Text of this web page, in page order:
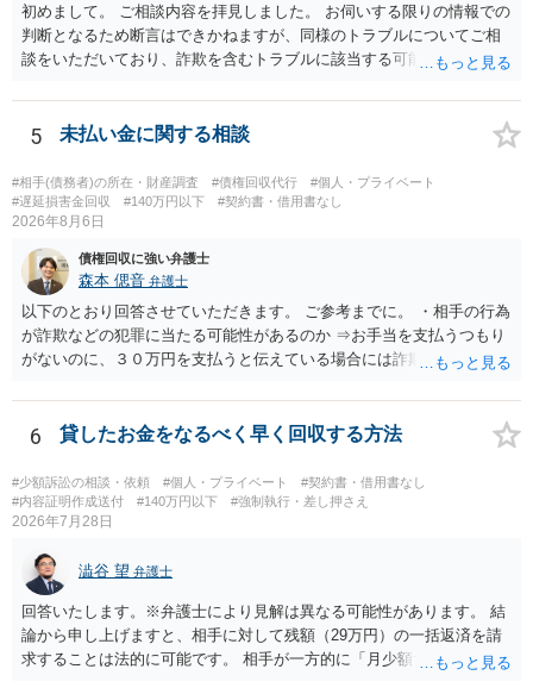
初めまして。 ご相談内容を拝見しました。 お伺いする限りの情報での
判断となるため断言はできかねますが、同様のトラブルについてご相
談をいただいており、詐欺を含むトラブルに該当する可能性があるで
ります。 お金を渡した方法が現金手渡しではなく、指定口座への振込
であるならば、相手方の身元を特定できる可能性もあるでしょう。 い
ずれにせよ、まずは速やかに最寄りの警察署に被害相談に行くことを
お勧めします。
5 未払い金に関する相談
#相手(債務者)の所在・財産調査 #債権回収代行
#個人・プライベート
#遅延損害金回収
#140万円以下 #契約書・借用書なし
2026年8月6日
債権回収に強い弁護士
森本 偲音 弁護士
以下のとおり回答させていただきます。 ご参考までに。 ・相手の行為
が詐欺などの犯罪に当たる可能性があるのか ⇒お手当を支払うつもり
がないのに、３０万円を支払うと伝えている場合には詐欺罪に該当す
段が取れるのか ⇒契約に基づく履行請求として３０万円を請求するこ
とが考えられますが、 パパ活の契約は、売春防止法に抵触する契約
条）となるため、相手方に請求できない可能性が高いです。 ・相手の
氏名や住所が分からない状態でも対応可能なのか ⇒訴訟等の裁判上の
手続を利用する場合には、原則として相手方の住所・氏名を把握して
6 貸したお金をなるべく早く回収する方法
#少額訴訟の相談・依頼 #個人・プライベート
#契約書・借用書なし
#内容証明作成送付
#140万円以下 #強制執行・差し押さえ
2026年7月28日
澁谷 望 弁護士
回答いたします。※弁護士により見解は異なる可能性があります。 結
論から申し上げますと、相手に対して残額（29万円）の一括返済を請
求することは法的に可能です。 相手が一方的に「月少額ずつ返す」と